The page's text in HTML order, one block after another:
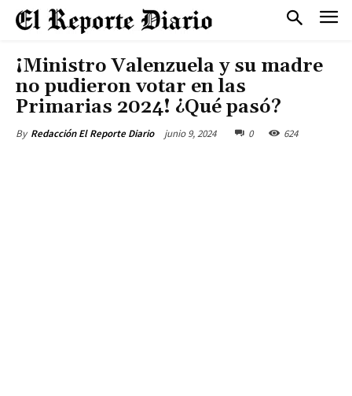
¡Ministro Valenzuela y su madre
no pudieron votar en las
Primarias 2024! ¿Qué pasó?
By Redacción El Reporte Diario junio 9, 2024 0 624